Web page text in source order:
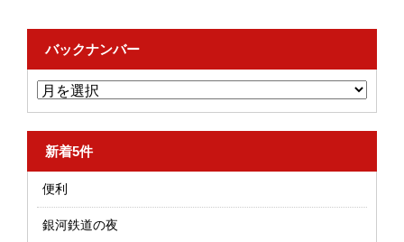
バックナンバー
新着5件
便利
銀河鉄道の夜